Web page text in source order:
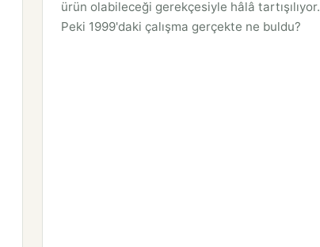
ürün olabileceği gerekçesiyle hâlâ tartışılıyor.
Peki 1999'daki çalışma gerçekte ne buldu?